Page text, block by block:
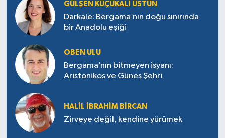
GÜLŞEN KÜÇÜKALI ÜSTÜN
Darkale: Bergama’nın doğu sınırında
bir Anadolu eşiği
OBEN ULU
Bergama’nın bitmeyen isyanı:
Aristonikos ve Güneş Şehri
HALIL İBRAHIM BIRCAN
Zirveye değil, kendine yürümek